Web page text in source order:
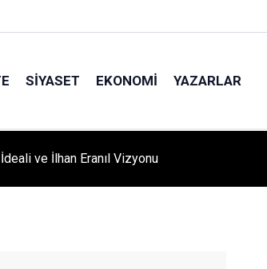
SIYASET EKONOMI YAZARLAR
COŞKUSU: Kursiyerler Gönüllerince Eğlendi!